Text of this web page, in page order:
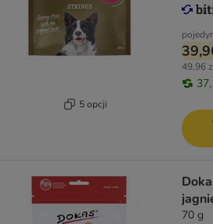
5 opcji
49,96
70 g